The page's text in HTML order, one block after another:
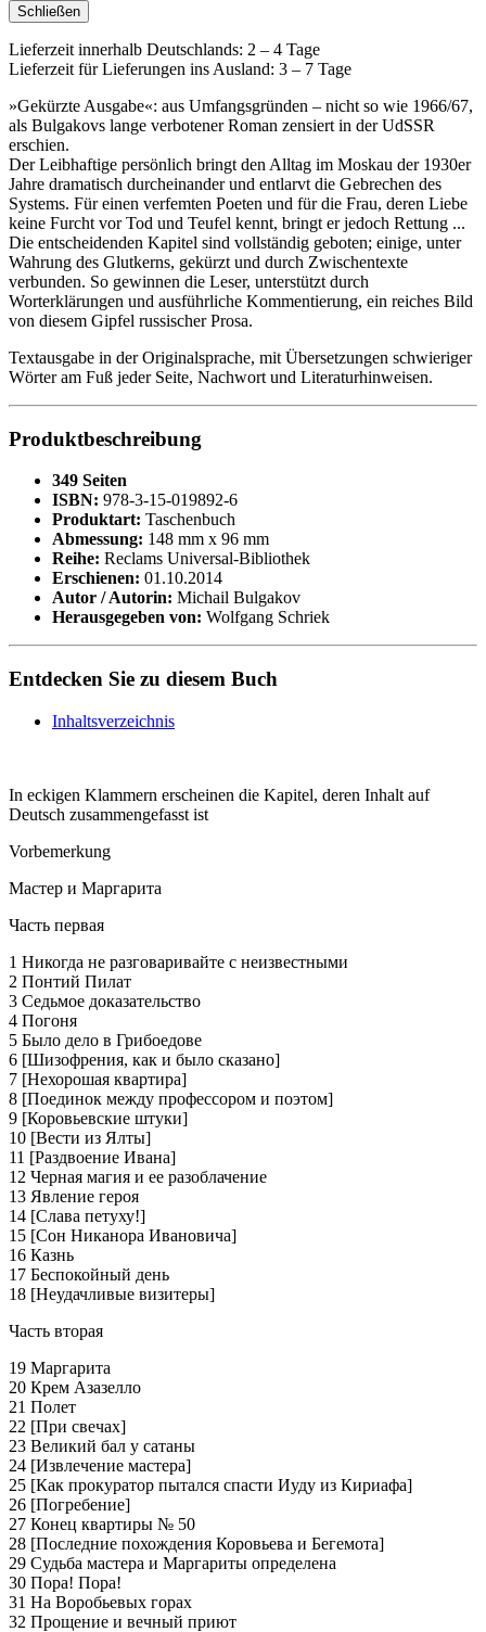
Schließen
Lieferzeit innerhalb Deutschlands: 2 – 4 Tage
Lieferzeit für Lieferungen ins Ausland: 3 – 7 Tage
»Gekürzte Ausgabe«: aus Umfangsgründen – nicht so wie 1966/67,
als Bulgakovs lange verbotener Roman zensiert in der UdSSR
erschien.
Der Leibhaftige persönlich bringt den Alltag im Moskau der 1930er
Jahre dramatisch durcheinander und entlarvt die Gebrechen des
Systems. Für einen verfemten Poeten und für die Frau, deren Liebe
keine Furcht vor Tod und Teufel kennt, bringt er jedoch Rettung ...
Die entscheidenden Kapitel sind vollständig geboten; einige, unter
Wahrung des Glutkerns, gekürzt und durch Zwischentexte
verbunden. So gewinnen die Leser, unterstützt durch
Worterklärungen und ausführliche Kommentierung, ein reiches Bild
von diesem Gipfel russischer Prosa.
Textausgabe in der Originalsprache, mit Übersetzungen schwieriger
Wörter am Fuß jeder Seite, Nachwort und Literaturhinweisen.
Produktbeschreibung
349 Seiten
ISBN: 978-3-15-019892-6
Produktart: Taschenbuch
Abmessung: 148 mm x 96 mm
Reihe: Reclams Universal-Bibliothek
Erschienen: 01.10.2014
Autor / Autorin: Michail Bulgakov
Herausgegeben von: Wolfgang Schriek
Entdecken Sie zu diesem Buch
Inhaltsverzeichnis
In eckigen Klammern erscheinen die Kapitel, deren Inhalt auf
Deutsch zusammengefasst ist
Vorbemerkung
Мастер и Маргарита
Часть первая
1 Никогда не разговаривайте с неизвестными
2 Понтий Пилат
3 Седьмое доказательство
4 Погоня
5 Было дело в Грибоедове
6 [Шизофрения, как и было сказано]
7 [Нехорошая квартира]
8 [Поединок между профессором и поэтом]
9 [Коровьeвские штуки]
10 [Вести из Ялты]
11 [Раздвоение Ивана]
12 Черная магия и ее разоблачение
13 Явление героя
14 [Слава петуху!]
15 [Сон Никанора Ивановича]
16 Казнь
17 Беспокойный день
18 [Неудачливые визитeры]
Часть вторая
19 Маргарита
20 Крем Азазелло
21 Полет
22 [При свечах]
23 Великий бал у сатаны
24 [Извлечение мастера]
25 [Как прокуратор пытался спасти Иуду из Кириафа]
26 [Погребeние]
27 Конец квартиры № 50
28 [Послeдние похождения Коровьeва и Бегемoта]
29 Судьба мастера и Маргариты определена
30 Пора! Пора!
31 На Воробьевых горах
32 Прощeние и вечный приют